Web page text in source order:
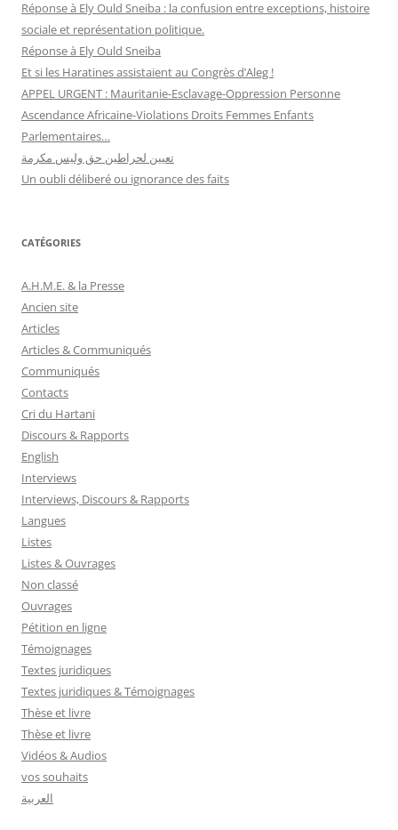
Réponse à Ely Ould Sneiba : la confusion entre exceptions, histoire
sociale et représentation politique.
Réponse à Ely Ould Sneiba
Et si les Haratines assistaient au Congrès d’Aleg !
APPEL URGENT : Mauritanie-Esclavage-Oppression Personne
Ascendance Africaine-Violations Droits Femmes Enfants
Parlementaires…
تعيين لحراطين حق وليس مكرمة
Un oubli déliberé ou ignorance des faits
CATÉGORIES
A.H.M.E. & la Presse
Ancien site
Articles
Articles & Communiqués
Communiqués
Contacts
Cri du Hartani
Discours & Rapports
English
Interviews
Interviews, Discours & Rapports
Langues
Listes
Listes & Ouvrages
Non classé
Ouvrages
Pétition en ligne
Témoignages
Textes juridiques
Textes juridiques & Témoignages
Thèse et livre
Thèse et livre
Vidéos & Audios
vos souhaits
العربية